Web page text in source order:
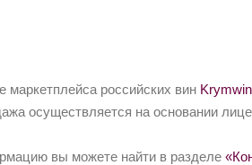
маркетплейса российских вин
осуществляется на основании
вы можете найти в разделе